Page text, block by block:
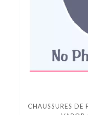
CHAUSSURES